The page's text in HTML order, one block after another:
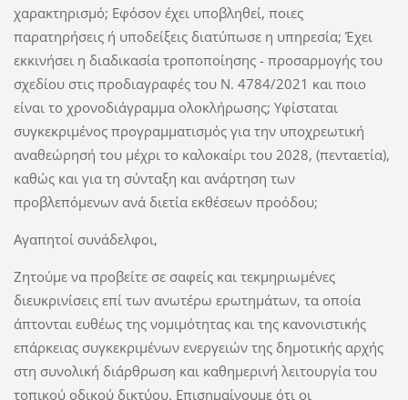
χαρακτηρισμό; Εφόσον έχει υποβληθεί, ποιες
παρατηρήσεις ή υποδείξεις διατύπωσε η υπηρεσία; Έχει
εκκινήσει η διαδικασία τροποποίησης - προσαρμογής του
σχεδίου στις προδιαγραφές του Ν. 4784/2021 και ποιο
είναι το χρονοδιάγραμμα ολοκλήρωσης; Υφίσταται
συγκεκριμένος προγραμματισμός για την υποχρεωτική
αναθεώρησή του μέχρι το καλοκαίρι του 2028, (πενταετία),
καθώς και για τη σύνταξη και ανάρτηση των
προβλεπόμενων ανά διετία εκθέσεων προόδου;
Αγαπητοί συνάδελφοι,
Ζητούμε να προβείτε σε σαφείς και τεκμηριωμένες
διευκρινίσεις επί των ανωτέρω ερωτημάτων, τα οποία
άπτονται ευθέως της νομιμότητας και της κανονιστικής
επάρκειας συγκεκριμένων ενεργειών της δημοτικής αρχής
στη συνολική διάρθρωση και καθημερινή λειτουργία του
τοπικού οδικού δικτύου. Επισημαίνουμε ότι οι